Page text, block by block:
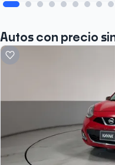
Autos con precio